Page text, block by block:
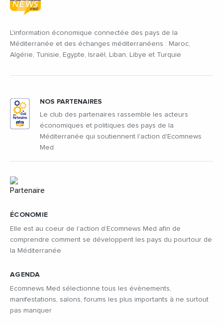
L'information économique connectée des pays de la
Méditerranée et des échanges méditerranéens : Maroc,
Algérie, Tunisie, Egypte, Israël, Liban, Libye et Turquie
ÉCONOMIE
Elle est au coeur de l’action d’Ecomnews Med afin de
comprendre comment se développent les pays du pourtour de
la Méditerranée
AGENDA
Ecomnews Med sélectionne tous les évènements,
manifestations, salons, forums les plus importants à ne surtout
pas manquer
NOS PARTENAIRES
Le club des partenaires rassemble les acteurs
économiques et politiques des pays de la
Méditerranée qui soutiennent l'action d'Ecomnews
Med